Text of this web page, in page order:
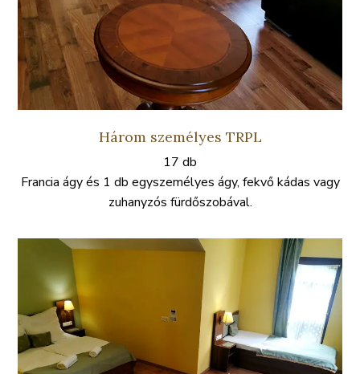
Három személyes TRPL
17 db
Francia ágy és 1 db egyszemélyes ágy, fekvő kádas vagy
zuhanyzós fürdőszobával.